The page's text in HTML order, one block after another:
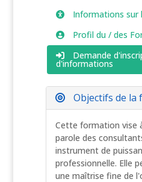
Informations sur
Profil du / des
Demande
d'informations
Objectifs de la
Cette formation vise
parole des
instrument de
professionnelle. Elle
une maîtrise fine de